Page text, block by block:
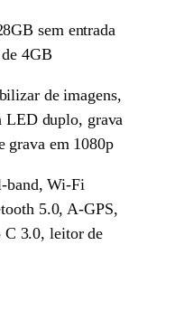
sem entrada
4GB
de imagens,
LED duplo, grava
grava em 1080p
band, Wi-Fi
5.0, A-GPS,
3.0, leitor de